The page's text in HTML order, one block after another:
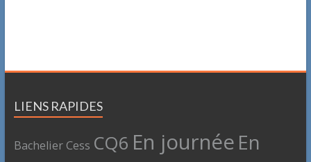
LIENS RAPIDES
Bachelier Cess CQ6 En journée En